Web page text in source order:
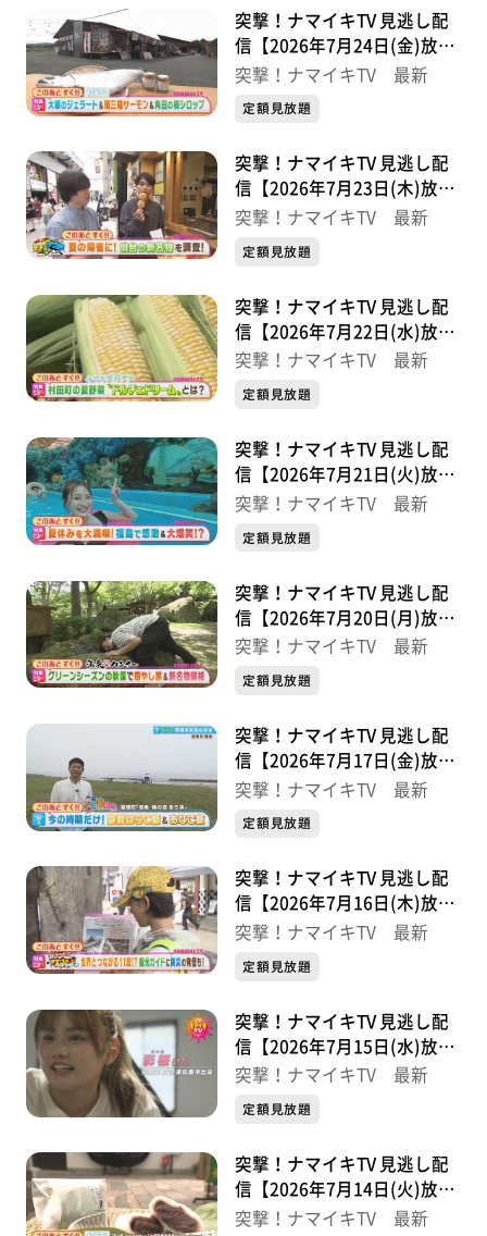
突撃！ナマイキTV 見逃し配
信【2026年7月24日(金)放送
分】
突撃！ナマイキTV 最新
定額見放題
突撃！ナマイキTV 見逃し配
信【2026年7月23日(木)放送
分】
突撃！ナマイキTV 最新
定額見放題
突撃！ナマイキTV 見逃し配
信【2026年7月22日(水)放送
分】
突撃！ナマイキTV 最新
定額見放題
突撃！ナマイキTV 見逃し配
信【2026年7月21日(火)放送
分】
突撃！ナマイキTV 最新
定額見放題
突撃！ナマイキTV 見逃し配
信【2026年7月20日(月)放送
分】
突撃！ナマイキTV 最新
定額見放題
突撃！ナマイキTV 見逃し配
信【2026年7月17日(金)放送
分】
突撃！ナマイキTV 最新
定額見放題
突撃！ナマイキTV 見逃し配
信【2026年7月16日(木)放送
分】
突撃！ナマイキTV 最新
定額見放題
突撃！ナマイキTV 見逃し配
信【2026年7月15日(水)放送
分】
突撃！ナマイキTV 最新
定額見放題
突撃！ナマイキTV 見逃し配
信【2026年7月14日(火)放送
分】
突撃！ナマイキTV 最新